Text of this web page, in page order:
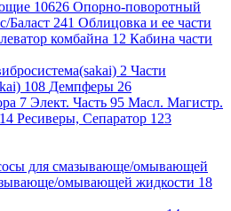
10626 Опорно-поворотный
Баласт 241 Облицовка и ее части
комбайна 12 Кабина части
2 Части
108 Демпферы 26
7 Элект. Часть 95 Масл. Магистр.
Ресиверы, Сепаратор 123
для смазывающе/омывающей
омывающей жидкости 18